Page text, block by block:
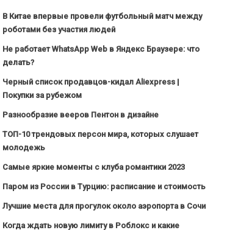
В Китае впервые провели футбольный матч между
роботами без участия людей
Не работает WhatsApp Web в Яндекс Браузере: что
делать?
Черный список продавцов-кидал Aliexpress |
Покупки за рубежом
Разнообразие вееров Пентон в дизайне
ТОП-10 трендовых персон мира, которых слушает
молодежь
Самые яркие моменты с клуба романтики 2023
Паром из России в Турцию: расписание и стоимость
Лучшие места для прогулок около аэропорта в Сочи
Когда ждать новую лимиту в Роблокс и какие